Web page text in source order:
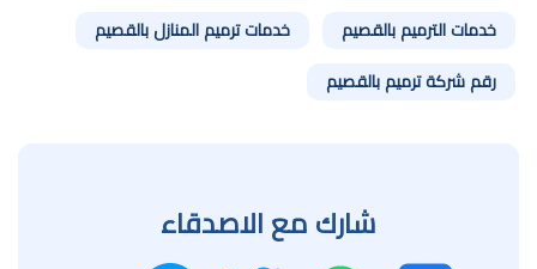
خدمات الترميم بالقصيم خدمات ترميم المنازل بالقصيم
رقم شركة ترميم بالقصيم
شارك مع الاصدقاء